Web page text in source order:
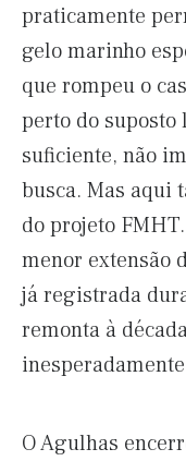
praticamente
gelo marinho
que rompeu o
perto do
suficiente, não
busca. Mas aqui
do projeto
menor extensão
já registrada
remonta à
O Agulhas